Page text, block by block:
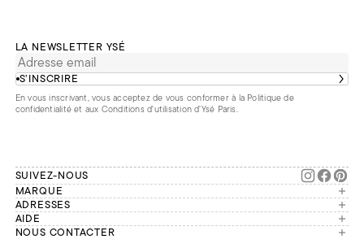
LA NEWSLETTER YSÉ
S’INSCRIRE
En vous inscrivant, vous acceptez de vous conformer à la Politique de
confidentialitéet aux Conditions d'utilisation d’Ysé Paris.
SUIVEZ-NOUS
MARQUE
Manifesto
Engagements
Seconde vie
ADRESSES
Paris
France
AIDE
Mon compte
NOUS CONTACTER